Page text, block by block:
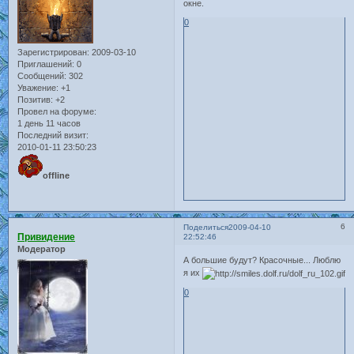
Зарегистрирован: 2009-03-10
Приглашений: 0
Сообщений: 302
Уважение: +1
Позитив: +2
Провел на форуме:
1 день 11 часов
Последний визит:
2010-01-11 23:50:23
offline
окне.
0
Поделиться 6
2009-04-10
22:52:46
Привидение
Модератор
А большие будут? Красочные... Люблю
я их
0